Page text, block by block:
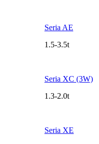
Seria AE
1.5-3.5t
Seria XC (3W)
1.3-2.0t
Seria XE